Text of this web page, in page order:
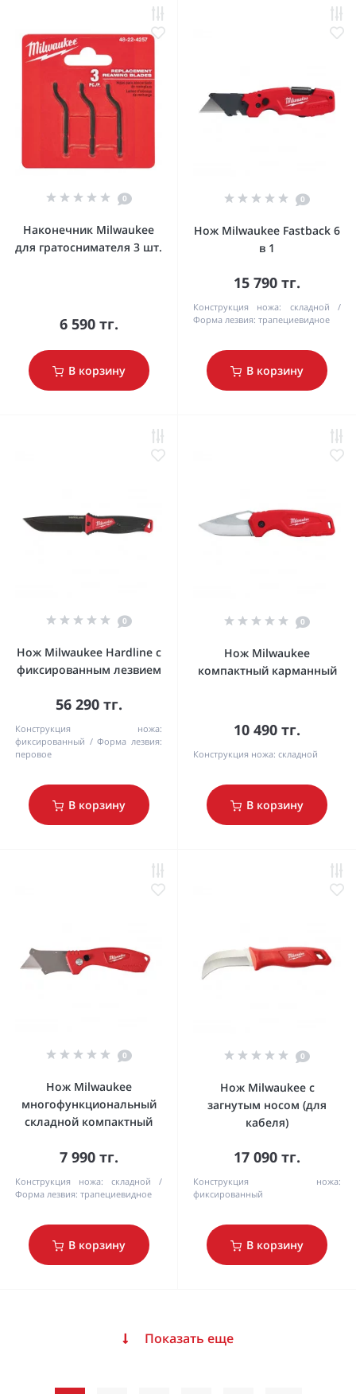
0
Наконечник Milwaukee
для гратоснимателя 3 шт.
6 590 тг.
В корзину
0
Нож Milwaukee Fastback 6
в 1
15 790 тг.
Конструкция ножа:
складной
Форма лезвия: трапециевидное
В корзину
0
Нож Milwaukee Hardline с
фиксированным лезвием
56 290 тг.
Конструкция ножа:
фиксированный
Форма лезвия:
перовое
В корзину
0
Нож Milwaukee
компактный карманный
10 490 тг.
Конструкция ножа: складной
В корзину
0
Нож Milwaukee
многофункциональный
складной компактный
7 990 тг.
Конструкция ножа:
складной
Форма лезвия: трапециевидное
В корзину
0
Нож Milwaukee с
загнутым носом (для
кабеля)
17 090 тг.
Конструкция ножа:
фиксированный
В корзину
Показать еще